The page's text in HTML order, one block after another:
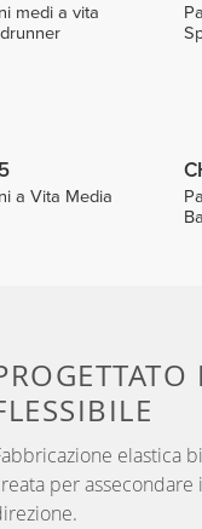
medi a vita
a Vita Media
elastica
per